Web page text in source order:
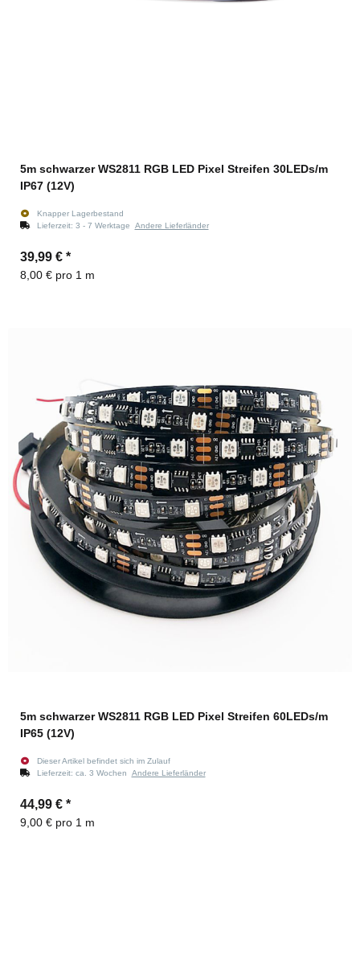
5m schwarzer WS2811 RGB LED Pixel Streifen 30LEDs/m
IP67 (12V)
Knapper Lagerbestand
Lieferzeit: 3 - 7 Werktage Andere Lieferländer
39,99 € *
8,00 € pro 1 m
5m schwarzer WS2811 RGB LED Pixel Streifen 60LEDs/m
IP65 (12V)
Dieser Artikel befindet sich im Zulauf
Lieferzeit: ca. 3 Wochen Andere Lieferländer
44,99 € *
9,00 € pro 1 m